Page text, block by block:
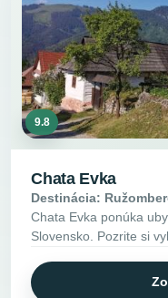
9.8
Chata Evka
Destinácia:
Chata Evka ponúka
Slovensko. Pozrite si